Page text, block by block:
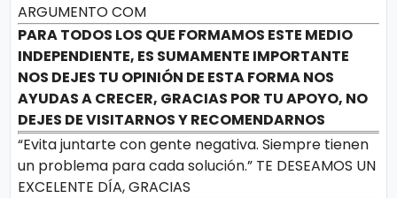
ARGUMENTO COM
PARA TODOS LOS QUE FORMAMOS ESTE MEDIO
INDEPENDIENTE, ES SUMAMENTE IMPORTANTE
NOS DEJES TU OPINIÓN DE ESTA FORMA NOS
AYUDAS A CRECER, GRACIAS POR TU APOYO, NO
DEJES DE VISITARNOS Y RECOMENDARNOS
“Evita juntarte con gente negativa. Siempre tienen
un problema para cada solución.” TE DESEAMOS UN
EXCELENTE DÍA, GRACIAS